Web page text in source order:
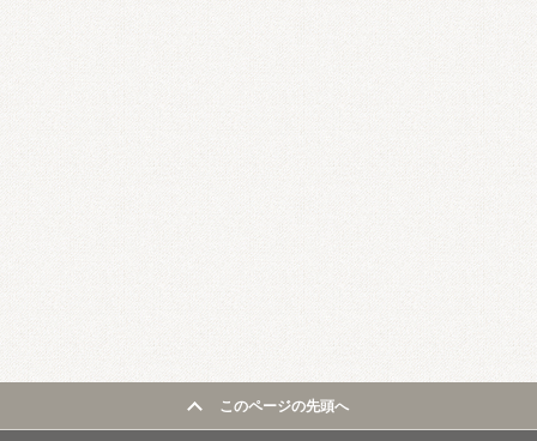
このページの先頭へ